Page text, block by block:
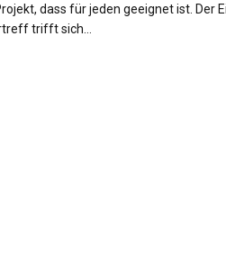
dass für jeden geeignet ist. Der
trifft sich…